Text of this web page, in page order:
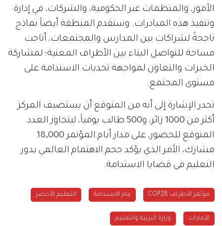
الأمور، والمنظمات غير الحكومية، والشركات، في إدارة
وتنفيذ هذه المبادرات. وستقدم المنطقة أيضاً نماذج
ناجحةً لشراكات بين المدارس والمجتمعات، أتاحت
مساحة للتواصل البناء بين الأطراف المعنية؛ لمشاركة
الخبرات والتعاون لمواجهة تحديات الاستدامة على
مستوى المجتمع.
تجدر الإشارة إلى أنه من المتوقع أن يستضيف المركز
أكثر من 1000 زائر، و500 طالب يومياً، ليتجاوز العدد
المتوقع للحضور، على مدار أيام المؤتمر 18,000
مشارك، الأمر الذي يؤكد حجم الاهتمام العالمي بدور
التعليم في قضايا الاستدامة.
مؤتمر الأطراف COP28 عام الاستدامة التعليم الأخضر
الإمارات وزارة التربية والتعليم